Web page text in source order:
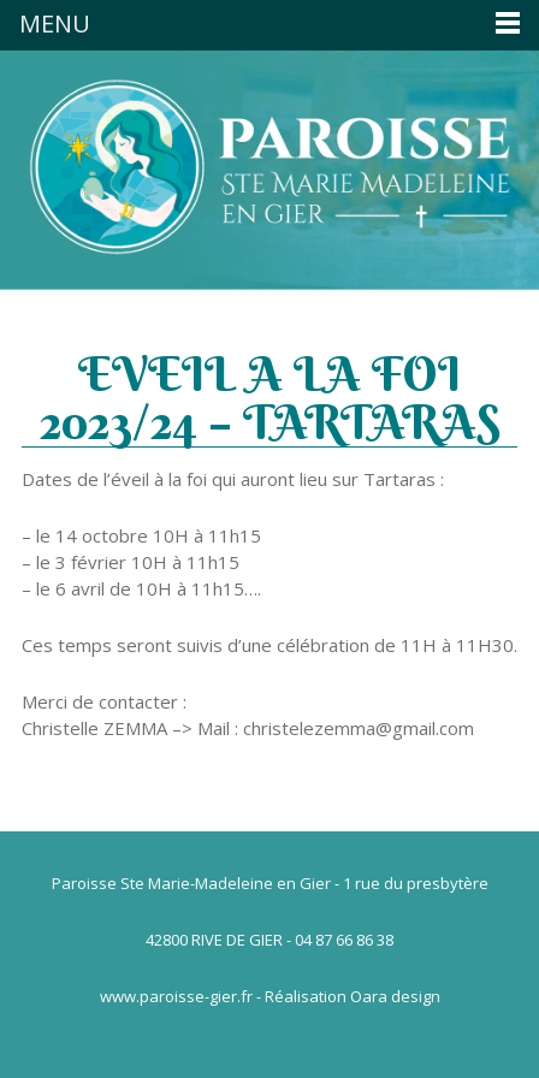
EVEIL A LA FOI
2023/24 – TARTARAS
Dates de l’éveil à la foi qui auront lieu sur Tartaras :
– le 14 octobre 10H à 11h15
– le 3 février 10H à 11h15
– le 6 avril de 10H à 11h15….
Ces temps seront suivis d’une célébration de 11H à 11H30.
Merci de contacter :
Christelle ZEMMA –> Mail : christelezemma@gmail.com
Paroisse Ste Marie-Madeleine en Gier - 1 rue du presbytère
42800 RIVE DE GIER - 04 87 66 86 38
www.paroisse-gier.fr - Réalisation Oara design
MENU